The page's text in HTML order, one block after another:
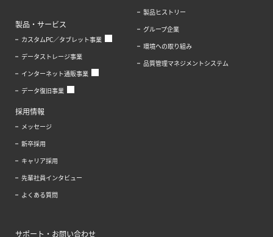
製品・サービス
カスタムPC／タブレット事業
データストレージ事業
インターネット通販事業
データ復旧事業
製品ヒストリー
グループ企業
環境への取り組み
品質管理マネジメントシステム
採用情報
メッセージ
新卒採用
キャリア採用
先輩社員インタビュー
よくある質問
サポート・お問い合わせ